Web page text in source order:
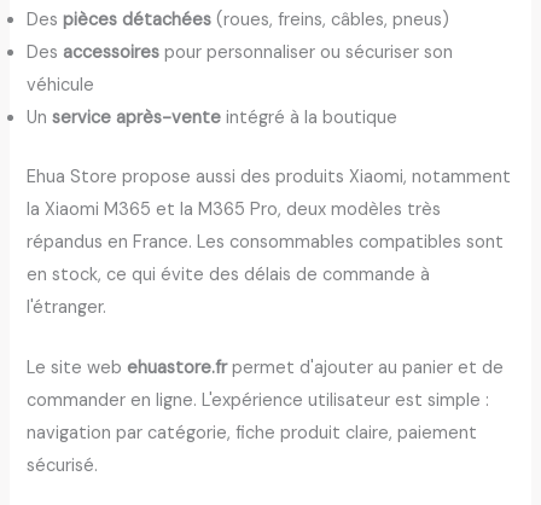
Despièces détachées (roues, freins, câbles, pneus)
Des accessoires pour personnaliser ou sécuriser son
véhicule
Unservice après-vente intégré à la boutique
Ehua Store propose aussi des produits Xiaomi, notamment
la Xiaomi M365 et la M365 Pro, deux modèles très
répandus en France. Les consommables compatibles sont
en stock, ce qui évite des délais de commande à
l'étranger.
Le site webehuastore.frpermet d'ajouter au panier et de
commander en ligne. L'expérience utilisateur est simple :
navigation par catégorie, fiche produit claire, paiement
sécurisé.